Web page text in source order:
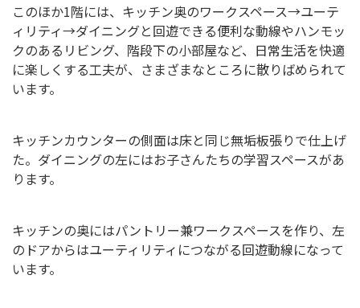
このほか1階には、キッチン奥のワークスペース→ユーテ
ィリティ→ダイニングと回遊できる便利な動線やハンモッ
クのあるリビング、階段下の小部屋など、日常生活を快適
に楽しくする工夫が、さまざまなところに散りばめられて
います。
キッチンカウンターの側面は床と同じ無垢板張りで仕上げ
た。ダイニングの左にはお子さんたちの学習スペースがあ
ります。
キッチンの奥にはパントリー兼ワークスペースを作り、左
のドアからはユーティリティにつながる回遊動線になって
います。